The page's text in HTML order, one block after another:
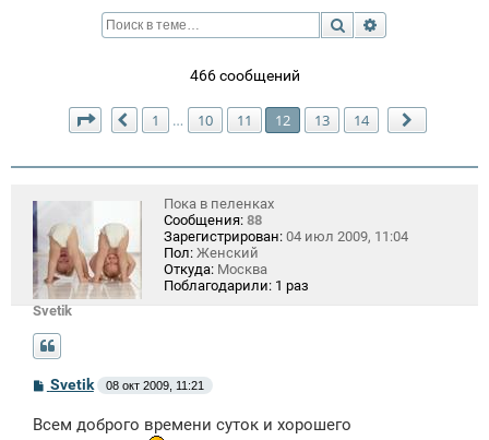
Поиск
466 сообщений
Страница 12 из14
Пред.
1 … 10 11 12 13 14
Svetik
Пока в пеленках
Сообщения: 88
Зарегистрирован: 04 июл 2009, 11:04
Пол: Женский
Откуда: Москва
Поблагодарили: 1 раз
С
б
Svetik 08 окт 2009, 11:21
Всем доброго времени суток и хорошего